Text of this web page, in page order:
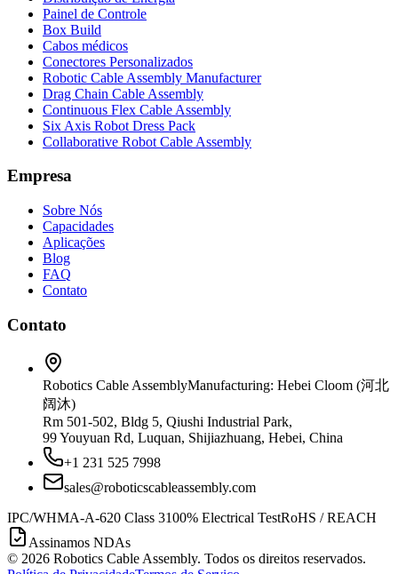
Painel de Controle
Box Build
Cabos médicos
Conectores Personalizados
Robotic Cable Assembly Manufacturer
Drag Chain Cable Assembly
Continuous Flex Cable Assembly
Six Axis Robot Dress Pack
Collaborative Robot Cable Assembly
Empresa
Sobre Nós
Capacidades
Aplicações
Blog
FAQ
Contato
Contato
Robotics Cable AssemblyManufacturing: Hebei Cloom (河北
阔沐)
Rm 501-502, Bldg 5, Qiushi Industrial Park,
99 Youyuan Rd, Luquan, Shijiazhuang, Hebei, China
+1 231 525 7998
sales@roboticscableassembly.com
IPC/WHMA-A-620 Class 3100% Electrical TestRoHS / REACH
Assinamos NDAs
© 2026 Robotics Cable Assembly. Todos os direitos reservados.